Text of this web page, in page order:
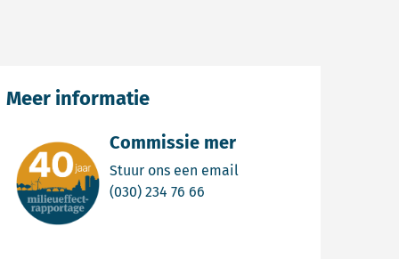
Commissie mer
Stuur ons een email
(030) 234 76 66
Meer informatie